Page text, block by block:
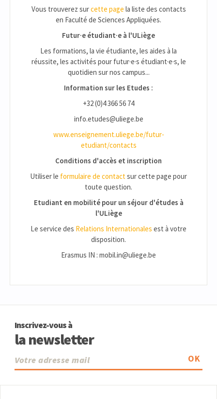
Vous trouverez surcette page la liste des contacts
en Faculté de Sciences Appliquées.
Futur·e étudiant·e à l'ULiège
Les formations, la vie étudiante, les aides à la
réussite, les activités pour futur·e·s étudiant·e·s, le
quotidien sur nos campus...
Information sur les Etudes :
+32 (0)4 366 56 74
info.etudes@uliege.be
www.enseignement.uliege.be/futur-
etudiant/contacts
Conditions d'accès et inscription
Utiliser le formulaire de contactsur cette page pour
toute question.
Etudiant en mobilité pour un séjour d'études à
l'ULiège
Le service des Relations Internationales est à votre
disposition.
Erasmus IN : mobil.in@uliege.be
Inscrivez-vous à
la newsletter
OK